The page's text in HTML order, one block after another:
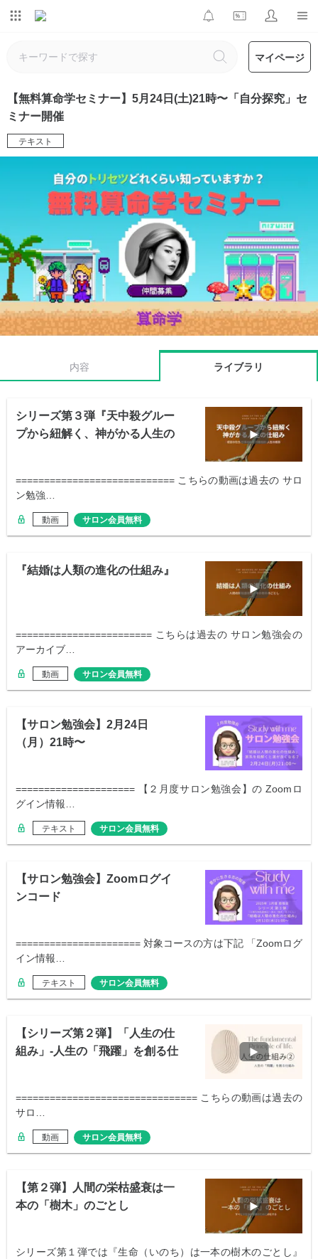
マイページ
【無料算命学セミナー】5月24日(土)21時〜「自分探究」セ
ミナー開催
テキスト
内容 ライブラリ
シリーズ第３弾『天中殺グルー
プから紐解く、神がかる人生の
============================ こちらの動画は過去の サロ
ン勉強…
動画 サロン会員無料
『結婚は人類の進化の仕組み』
======================== こちらは過去の サロン勉強会の
アーカイブ…
動画 サロン会員無料
【サロン勉強会】2月24日
（月）21時〜
===================== 【２月度サロン勉強会】の Zoomロ
グイン情報…
テキスト サロン会員無料
【サロン勉強会】Zoomログイ
ンコード
====================== 対象コースの方は下記 「Zoomログ
イン情報…
テキスト サロン会員無料
【シリーズ第２弾】「人生の仕
組み」-人生の「飛躍」を創る仕
================================ こちらの動画は過去の
サロ…
動画 サロン会員無料
【第２弾】人間の栄枯盛衰は一
本の「樹木」のごとし
シリーズ第１弾では『生命（いのち）は一本の樹木のごとし』